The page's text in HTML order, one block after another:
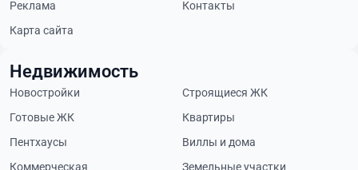
Реклама
Контакты
Карта сайта
Недвижимость
Новостройки
Строящиеся ЖК
Готовые ЖК
Квартиры
Пентхаусы
Виллы и дома
Коммерческая
Земельные участки